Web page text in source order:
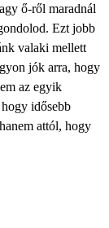
ő-ről maradnál
Ezt jobb
valaki mellett
jók arra, hogy
az egyik
idősebb
attól, hogy